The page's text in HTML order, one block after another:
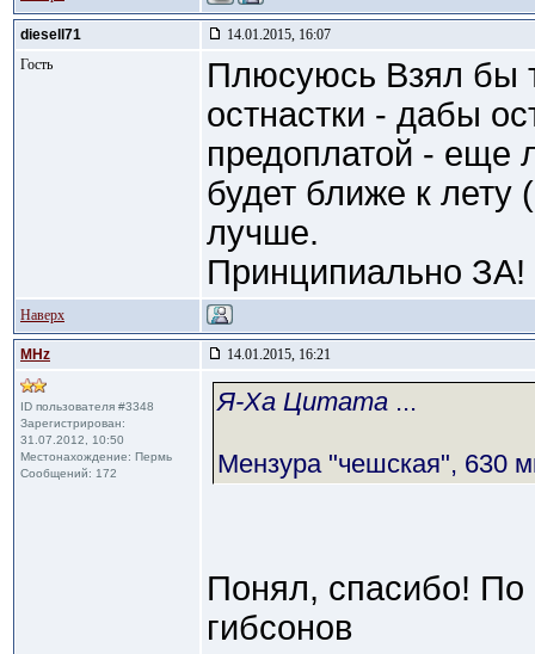
diesell71
14.01.2015, 16:07
Гость
Плюсуюсь Взял бы
остнастки - дабы
предоплатой - еще
будет ближе к
лучше.
Принципиально ЗА!
Наверх
MHz 14.01.2015, 16:21
ID пользователя #3348
Зарегистрирован:
31.07.2012, 10:50
Местонахождение: Пермь
Сообщений: 172
Я-Ха Цитата ...
Мензура "чешская", 630
Понял, спасибо! По
гибсонов